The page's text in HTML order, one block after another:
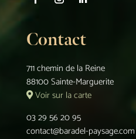
Contact
711 chemin de la Reine
88100 Sainte-Marguerite
Voir sur la carte
03 29 56 20 95
contact@baradel-paysage.com